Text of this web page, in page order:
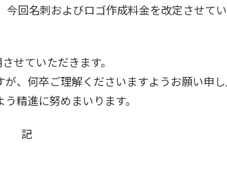
回名刺およびロゴ作成料金を改定させて
せていただきます。
、何卒ご理解くださいますようお願い申し
精進に努めまいります。
記